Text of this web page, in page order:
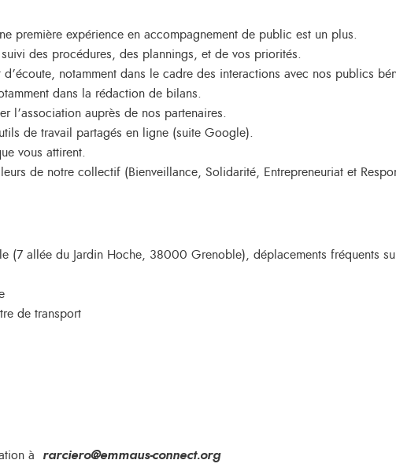
première expérience en accompagnement de public est un plus.
des procédures, des plannings, et de vos priorités.
notamment dans le cadre des interactions avec nos publics
dans la rédaction de bilans.
l’association auprès de nos partenaires.
de travail partagés en ligne (suite Google).
vous attirent.
de notre collectif (Bienveillance, Solidarité, Entrepreneuriat et
(7 allée du Jardin Hoche, 38000 Grenoble), déplacements fréquents
de transport
à rarciero@emmaus-connect.org